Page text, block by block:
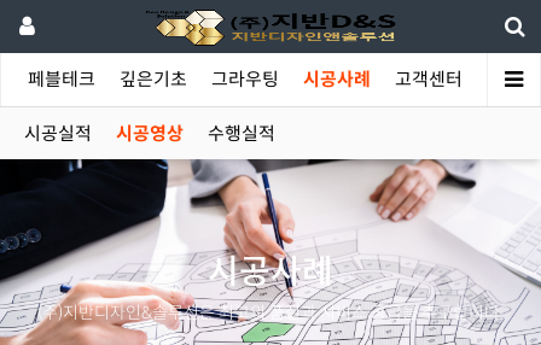
페블테크 깊은기초 그라우팅 시공사례 고객센터
시공실적 시공영상 수행실적
시공사례
(주)지반디자인&솔루션은 최고의 품질과 서비스 공급을 추구합니다.